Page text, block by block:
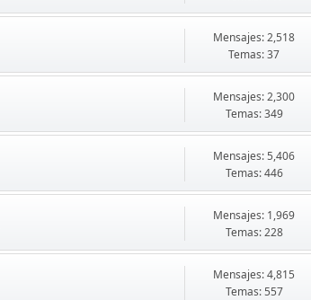
Mensajes: 2,518
Temas: 37
Mensajes: 2,300
Temas: 349
Mensajes: 5,406
Temas: 446
Mensajes: 1,969
Temas: 228
Mensajes: 4,815
Temas: 557